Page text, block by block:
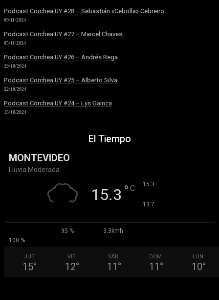
Podcast Corchea UY #28 – Sebastián «Cebolla» Cebreiro
09/11/2024
Podcast Corchea UY #27 – Marcel Chaves
05/11/2024
Podcast Corchea UY #26 – Andrés Rega
29/10/2024
Podcast Corchea UY #25 – Alberto Silva
22/10/2024
Podcast Corchea UY #24 – Lys Gainza
15/10/2024
El Tiempo
MONTEVIDEO
Lluvia Moderada
15.3 ° C 15.3
13.7
95 %
3.3kmh
100 %
JUE
15°
VIE
12°
SÁB
11 °
DOM
11 °
LUN
10°